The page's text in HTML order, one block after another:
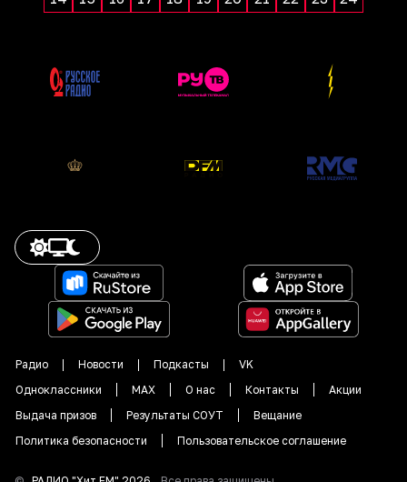
Радио Новости Подкасты
VK
Одноклассники
MAX О нас Контакты
Акции
Выдача призов
Результаты СОУТ
Вещание
Политика безопасности
Пользовательское соглашение